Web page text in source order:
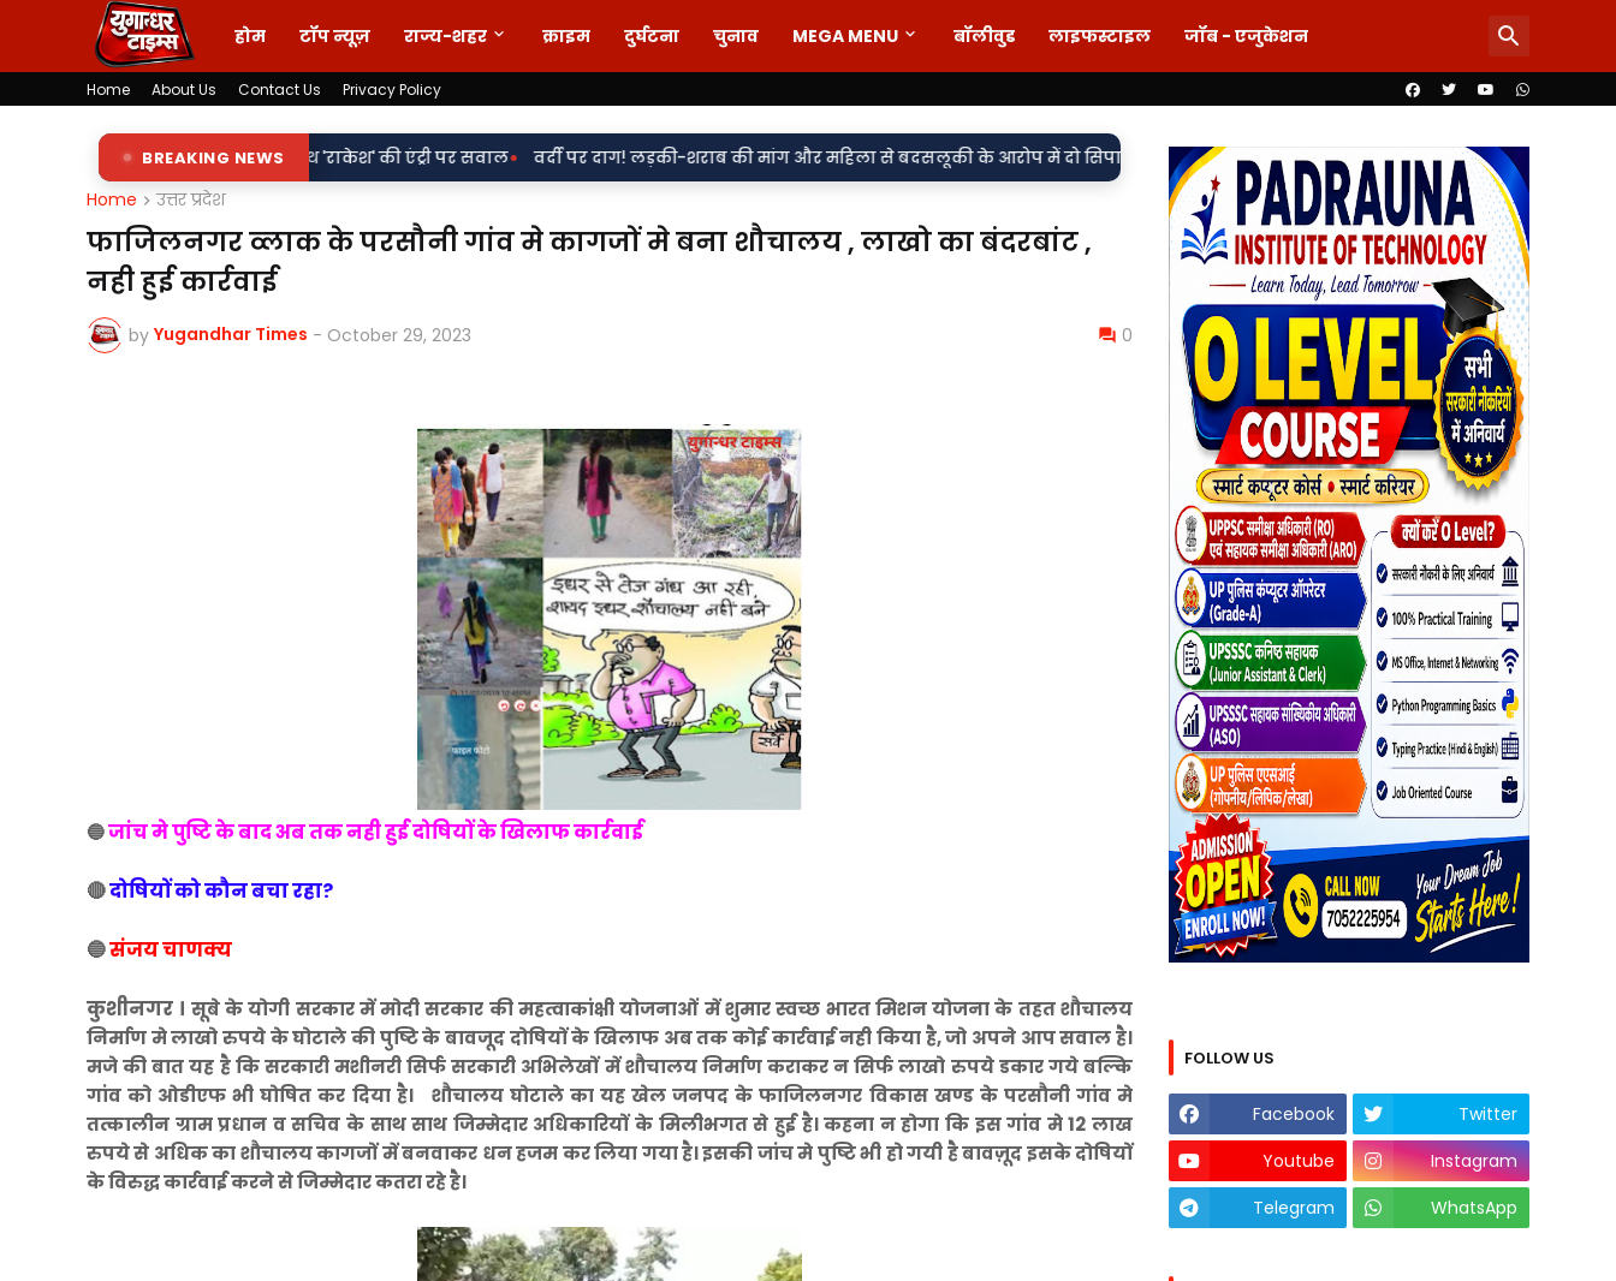
होम टॉप न्यूज़ राज्य-शहर क्राइम दुर्घटना चुनाव MEGA MENU बॉलीवुड लाइफस्टाइल जॉब - एजुकेशन
Home About Us Contact Us Privacy Policy
BREAKING NEWS
पर 'किरन' के साथ 'राकेश' की एंट्री पर सवाल• वर्दी पर दाग! लड़की-शराब की मांग और महिला से बदसलूकी के आरोप में दो सिपाही निलंबित, मुकदमा दर्ज, 85 लाख का खेल या पारदर्शिता पर पर्दा? शिलापट्ट से
Home उत्तर प्रदेश
फाजिलनगर व्लाक के परसौनी गांव मे कागजों मे बना शौचालय , लाखो का बंदरबांट ,
नही हुई कार्रवाई
by Yugandhar Times - October 29, 2023 0
🔵जांच मे पुष्टि के बाद अब तक नही हुई दोषियों के खिलाफ कार्रवाई
🔴दोषियों को कौन बचा रहा?
🔵संजय चाणक्य
कुशीनगर । सूबे के योगी सरकार में मोदी सरकार की महत्वाकांक्षी योजनाओं में शुमार स्वच्छ भारत मिशन योजना के तहत शौचालय
निर्माण मे लाखो रुपये के घोटाले की पुष्टि के बावजूद दोषियों के खिलाफ अब तक कोई कार्रवाई नही किया है, जो अपने आप सवाल है।
मजे की बात यह है कि सरकारी मशीनरी सिर्फ सरकारी अभिलेखों में शौचालय निर्माण कराकर न सिर्फ लाखो रुपये डकार गये बल्कि
गांव को ओडीएफ भी घोषित कर दिया है। शौचालय घोटाले का यह खेल जनपद के फाजिलनगर विकास खण्ड के परसौनी गांव मे
तत्कालीन ग्राम प्रधान व सचिव के साथ साथ जिम्मेदार अधिकारियों के मिलीभगत से हुई है। कहना न होगा कि इस गांव मे 12 लाख
रुपये से अधिक का शौचालय कागजों में बनवाकर धन हजम कर लिया गया है। इसकी जांच मे पुष्टि भी हो गयी है बावज़ूद इसके दोषियों
के विरुद्ध कार्रवाई करने से जिम्मेदार कतरा रहे है।
FOLLOW US
Facebook
Twitter
Youtube
Instagram
Telegram
WhatsApp